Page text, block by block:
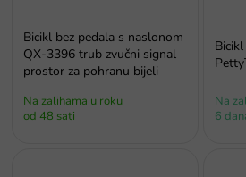
Bicikl bez pedala s naslonom
QX-3396 trub zvučni signal
prostor za pohranu bijeli
Na zalihama u roku
od 48 sati
Na
6